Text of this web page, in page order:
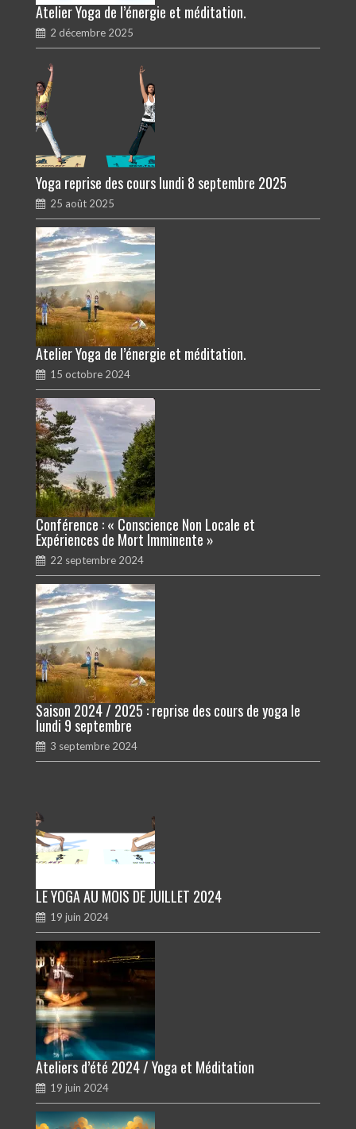
Atelier Yoga de l’énergie et méditation.
2 décembre 2025
Yoga reprise des cours lundi 8 septembre 2025
25 août 2025
Atelier Yoga de l’énergie et méditation.
15 octobre 2024
Conférence : « Conscience Non Locale et
Expériences de Mort Imminente »
22 septembre 2024
Saison 2024 / 2025 : reprise des cours de yoga le
lundi 9 septembre
3 septembre 2024
LE YOGA AU MOIS DE JUILLET 2024
19 juin 2024
Ateliers d’été 2024 / Yoga et Méditation
19 juin 2024